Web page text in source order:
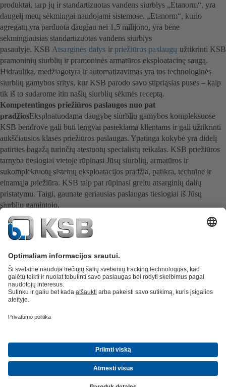
produktai, tarp jų ir standartizuotas vandens siurblys „Etanorm“, yra
daugelį metų sėkmingai naudojami sistemose. „Etanorm“, kurio
agregatų yra parduota daugiau nei 1,5 milijono, yra bene
sėkmingiausias standartizuotas vandens siurblys
pasaulyje. KSB Atsarginės dalys ir priežiūros paslaugų užtikrinti KSB
pramoninių siurblių ir pramoninės armatūros eksploatacinę saugą.
Hidraulika, medžiagotyra ir automatizavimas yra tos technologinės
siurblių gamybos sritys, kur KSB parodo savo stipriąsias puses – kaip
tik iš to sudarome itin našių siurblių sėkmės receptą.
Kompetentingos priežiūros paslaugos nuo pat
pradžiosEksploatuodama daugybę siurblių gamybos kompleksuose
KSB bendrovė gali būti lengvai pasiekiama klientams ir gali užtikrinti
aukščiausios klasės priežiūros paslaugas. Ypatinga kokybė yra didelį
patirties bagažą turinčių atestuotų specialistų reikalas. KSB priežiūros
tarnyba tiesiogiai vietoje rūpinasi Jūsų siurblių, armatūros ir
sukomplektuotų sistemų eksploatacijos pradžia, patikra, technine ir
einamąja priežiūra. KSB taip pat rūpinasi greitu atsarginių dalių
pristatymu. Taigi, gaunate geriausias paslaugas tiesiogiai iš Jūsų
siurblių gamintojo.
Atsarginės dalys
BendrovėNaujienos ir įvykiaiŽiniasklaidaKarjeraSocialiniai tinklai